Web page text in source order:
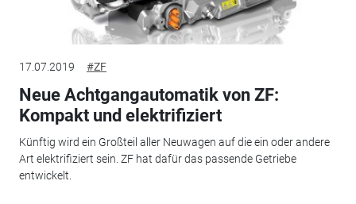
17.07.2019 #ZF
Neue Achtgangautomatik von ZF:
Kompakt und elektrifiziert
Künftig wird ein Großteil aller Neuwagen auf die ein oder andere
Art elektrifiziert sein. ZF hat dafür das passende Getriebe
entwickelt.